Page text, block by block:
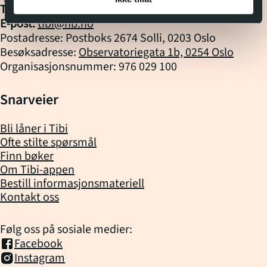
Tlf. biblioteket:22 06 88 10(kl.10-14)
E-post:tibi@nb.no
Postadresse: Postboks 2674 Solli, 0203 Oslo
Besøksadresse:Observatoriegata 1b, 0254 Oslo
Organisasjonsnummer: 976 029 100
Snarveier
Bli låner i Tibi
Ofte stilte spørsmål
Finn bøker
Om Tibi-appen
Bestill informasjonsmateriell
Kontakt oss
Følg oss på sosiale medier:
Facebook
Instagram